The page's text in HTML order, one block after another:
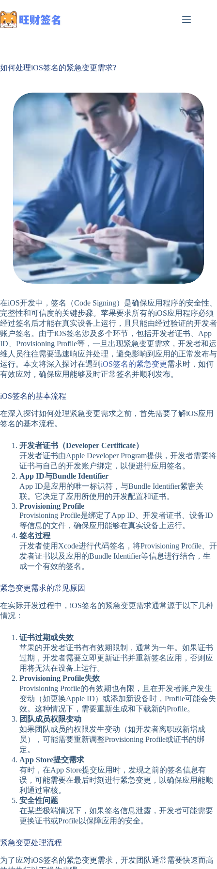
如何处理iOS签名的紧急变更需求?
在iOS开发中，签名（Code Signing）是确保应用程序的安全性、
完整性和可信度的关键步骤。苹果要求所有的iOS应用程序必须
经过签名后才能在真实设备上运行，且只能由经过验证的开发者
账户签名。由于iOS签名涉及多个环节，包括开发者证书、App
ID、Provisioning Profile等，一旦出现紧急变更需求，开发者和运
维人员往往需要迅速响应并处理，避免影响到应用的正常发布与
运行。本文将深入探讨在遇到 iOS签名的紧急变更需求时，如何
有效应对，确保应用能够及时正常签名并顺利发布。
iOS签名的基本流程
在深入探讨如何处理紧急变更需求之前，首先需要了解iOS应用
签名的基本流程。
开发者证书（Developer Certificate）
开发者证书由Apple Developer Program提供，开发者需要将
证书与自己的开发账户绑定，以便进行应用签名。
App ID与Bundle Identifier
App ID是应用的唯一标识符，与Bundle Identifier紧密关
联。它决定了应用所使用的开发配置和证书。
Provisioning Profile
Provisioning Profile是绑定了App ID、开发者证书、设备ID
等信息的文件，确保应用能够在真实设备上运行。
签名过程
开发者使用Xcode进行代码签名，将Provisioning Profile、开
发者证书以及应用的Bundle Identifier等信息进行结合，生
成一个有效的签名。
紧急变更需求的常见原因
在实际开发过程中，iOS签名的紧急变更需求通常源于以下几种
情况：
证书过期或失效
苹果的开发者证书有有效期限制，通常为一年。如果证书
过期，开发者需要立即更新证书并重新签名应用，否则应
用将无法在设备上运行。
Provisioning Profile失效
Provisioning Profile的有效期也有限，且在开发者账户发生
变动（如更换Apple ID）或添加新设备时，Profile可能会失
效。这种情况下，需要重新生成和下载新的Profile。
团队成员权限变动
如果团队成员的权限发生变动（如开发者离职或新增成
员），可能需要重新调整Provisioning Profile或证书的绑
定。
App Store提交需求
有时，在App Store提交应用时，发现之前的签名信息有
误，可能需要在最后时刻进行紧急变更，以确保应用能顺
利通过审核。
安全性问题
在某些极端情况下，如果签名信息泄露，开发者可能需要
更换证书或Profile以保障应用的安全。
紧急变更处理流程
为了应对iOS签名的紧急变更需求，开发团队通常需要快速而高